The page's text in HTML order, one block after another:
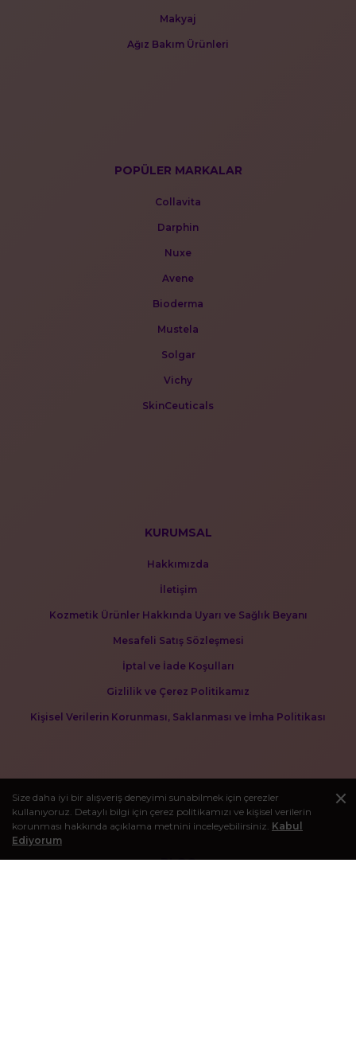
Size daha iyi bir alışveriş deneyimi sunabilmek için çerezler
kullanıyoruz. Detaylı bilgi için çerez politikamızı ve kişisel verilerin
korunması hakkında açıklama metnini inceleyebilirsiniz. Kabul
Ediyorum
Makyaj
Ağız Bakım Ürünleri
POPÜLER MARKALAR
Collavita
Darphin
Nuxe
Avene
Bioderma
Mustela
Solgar
Vichy
SkinCeuticals
KURUMSAL
Hakkımızda
İletişim
Kozmetik Ürünler Hakkında Uyarı ve Sağlık Beyanı
Mesafeli Satış Sözleşmesi
İptal ve İade Koşulları
Gizlilik ve Çerez Politikamız
Kişisel Verilerin Korunması, Saklanması ve İmha Politikası
BLOG